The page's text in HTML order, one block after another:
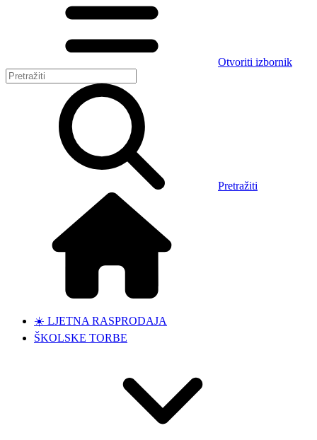
Otvoriti izbornik
Pretražiti
☀️ LJETNA RASPRODAJA
ŠKOLSKE TORBE